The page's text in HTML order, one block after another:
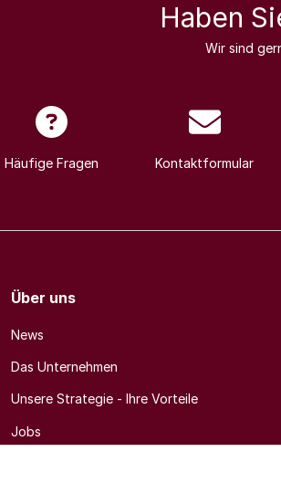
Haben
Wir sind
Häufige Fragen Kontaktformular
Über uns
News
Das Unternehmen
Unsere Strategie - Ihre Vorteile
Jobs